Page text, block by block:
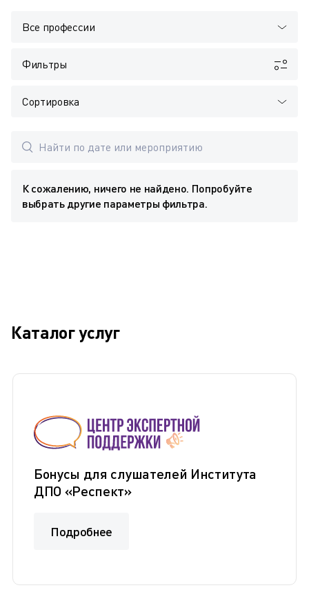
Все профессии
Фильтры
Сортировка
К сожалению, ничего не найдено. Попробуйте
выбрать другие параметры фильтра.
Каталог услуг
Бонусы для слушателей Института
ДПО «Респект»
Подробнее